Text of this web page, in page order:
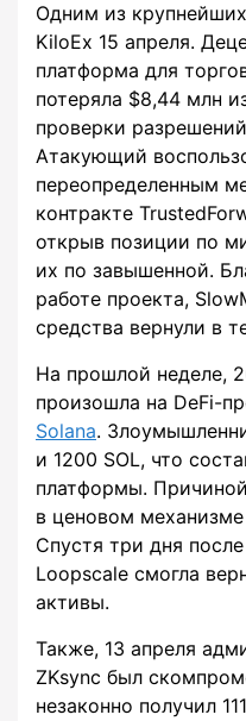
Одним из
KiloEx 15 апреля.
платформа для
потеряла $8,44 млн
проверки
Атакующий
переопределенным
контракте
открыв позиции по
их по завышенной.
работе проекта,
средства вернули в
На прошлой неделе,
произошла на DeFi-
Solana.
и 1200 SOL, что
платформы.
в ценовом механизме
Спустя три дня
Loopscale смогла
активы.
Также, 13 апреля
ZKsync был
незаконно получил